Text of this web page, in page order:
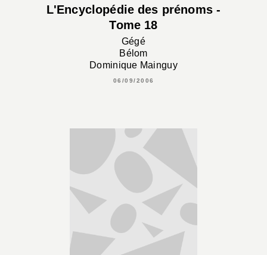
L'Encyclopédie des prénoms -
Tome 18
Gégé
Bélom
Dominique Mainguy
06/09/2006